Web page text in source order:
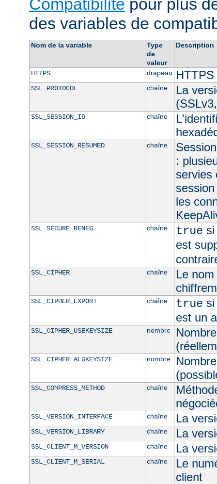
Compatibilité pour plus
des variables de
Nom de la variable
Type
de
valeur
Description
HTTPS drapeau
SSL_PROTOCOL chaîne
La
SSL_SESSION_ID chaîne
SSL_SESSION_RESUMED chaîne
:
servies
les
SSL_SECURE_RENEG chaîne true
est
SSL_CIPHER chaîne
Le
SSL_CIPHER_EXPORT chaîne true
est un
SSL_CIPHER_USEKEYSIZE nombre
SSL_CIPHER_ALGKEYSIZE nombre
SSL_COMPRESS_METHOD chaîne
SSL_VERSION_INTERFACE chaîne La
SSL_VERSION_LIBRARY chaîne La
SSL_CLIENT_M_VERSION chaîne La
SSL_CLIENT_M_SERIAL chaîne
Le
client